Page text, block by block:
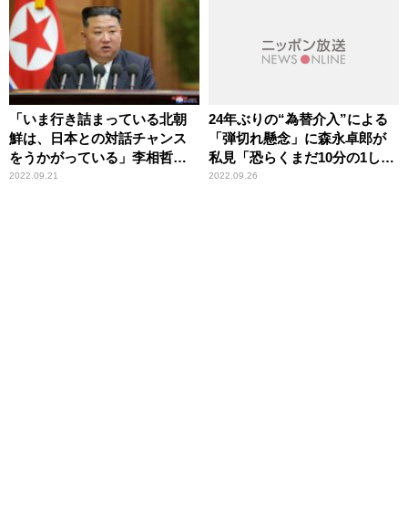
「いま行き詰まっている北朝
鮮は、日本との対話チャンス
をうかがっている」李相哲教
授が拉致問題の現況を分析
2022.09.21
24年ぶりの“為替介入”による
「弾切れ懸念」に森永卓郎が
私見「恐らくまだ10分の1しか
使ってない」
2022.09.26